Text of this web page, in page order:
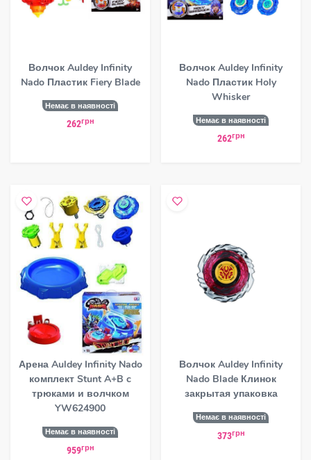
Волчок Auldey Infinity
Nado Пластик Fiery Blade
Немає в наявності
262грн
Волчок Auldey Infinity
Nado Пластик Holy
Whisker
Немає в наявності
262грн
Арена Auldey Infinity Nado
комплект Stunt A+B c
трюками и волчком
YW624900
Немає в наявності
959грн
Волчок Auldey Infinity
Nado Blade Клинок
закрытая упаковка
Немає в наявності
373грн